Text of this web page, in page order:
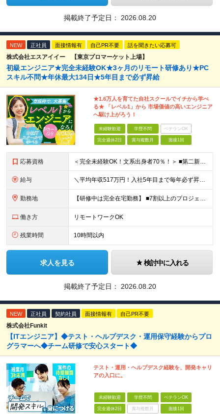
掲載終了予定日： 2026.08.20
NEW 正社員 面接情報有 自己PR不要 話を聞きたい応募可
株式会社エスアイイー 【東京プロマーケット上場】
初級エンジニア★完全未経験OK★3ヶ月のリモート研修あり★PC
スキル不問★年休最大134日★5年目まで必ず昇給
★1.6万人を育てた自社スクールでイチから学べ
る★ 「レベル1」から 市場価値の高いエンジニア
へ駆け上がろう！
未経験歓迎 学歴不問 ベテランOK
完全週休2日 賞与複数月 面接1回
応募資格 ＜完全未経験OK！文系出身者70％！＞ ■第二新卒歓迎 ■学歴・経歴不問・社会人未経験もOK ■20代を中心に活躍中◎ ★☆先輩たちの前職☆★ 元アパレルスタッフや塾講師、介護士、事務、営業など社員
給与 ＼平均年収517万円！入社5年目まで毎年必ず昇給／ ■賞与年3回 ■年収800万円以上も可 ■入社3年以上の平均年収469.2万円 月給23万2000円以上＋賞与年3回＋各種手当 ☆入社5年目まで最
勤務地 【研修中は完全在宅勤務】 ■7割以上のプロジェクトでリモートワークを導入 ■一都三県のプロジェクト先 ■転居を伴う転勤なし ＜プロジェクト先＞ 東京・神奈川・千葉・埼玉でのプロジェクト先にて勤務いた
働き方 リモートワークOK
残業時間 10時間以内
求人を見る 検討中に入れる
掲載終了予定日： 2026.08.20
NEW 正社員 契約社員 面接情報有 自己PR不要
株式会社Funkit
【ITエンジニア】◆テスト・ヘルプデスク・運用保守経験からプロ
グラマーへ◆チーム研修で安心スタート◆
テスト・運用・ヘルプデスク経験を、開発キャリ
アの入口に。
未経験歓迎 学歴不問 ベテランOK
完全週休2日 賞与複数月 面接1回